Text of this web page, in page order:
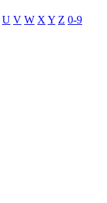
U V W X Y Z 0-9